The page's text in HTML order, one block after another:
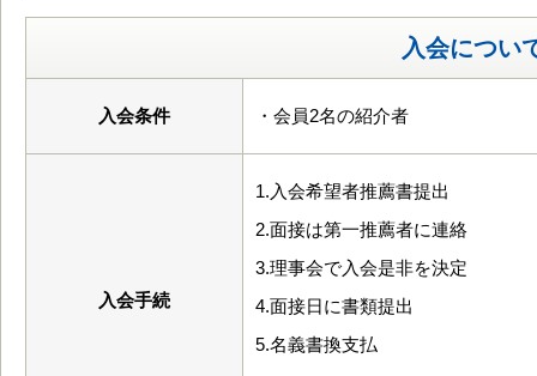
入会につい
入会条件 ・会員2名の紹介者
入会手続
1.入会希望者推薦書提出
2.面接は第一推薦者に連絡
3.理事会で入会是非を決定
4.面接日に書類提出
5.名義書換支払